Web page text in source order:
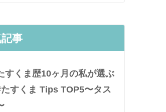
事
すくま歴10ヶ月の私が選ぶ
すくま Tips TOP5〜タス